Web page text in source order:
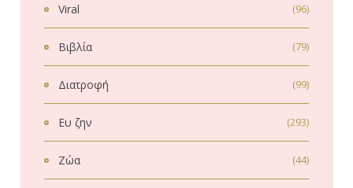
Viral (96)
Βιβλία (79)
Διατροφή (99)
Ευ ζην (293)
Ζώα (44)